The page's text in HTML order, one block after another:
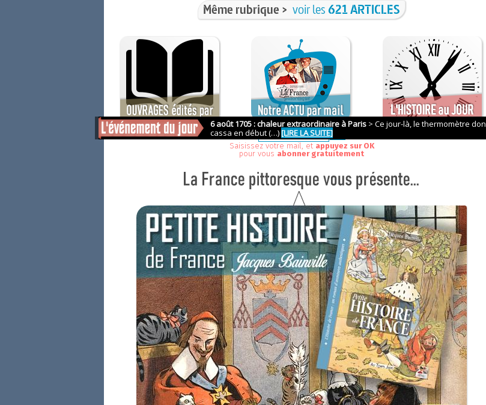
Même rubrique > voir les621 ARTICLES
Saisissez votre mail, et appuyez sur OK
pour vous abonner gratuitement